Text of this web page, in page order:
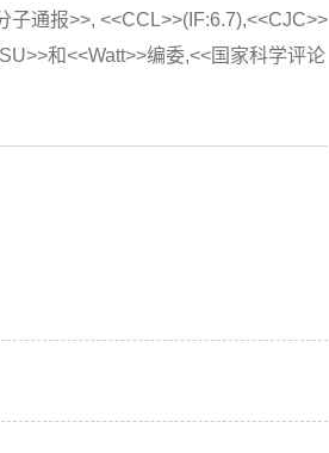
子通报>>, <<CCL>>(IF:6.7),<<CJC>>
和<<Watt>>编委,<<国家科学评论